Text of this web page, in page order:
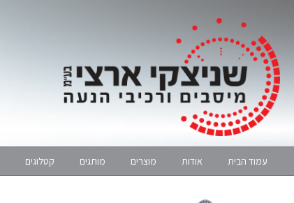
עמוד הבית אודות מוצרים מותגים קטלוגים